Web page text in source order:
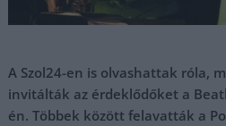
A Szol24-en is olvashattak róla,
invitálták az érdeklődőket a
én. Többek között felavatták a